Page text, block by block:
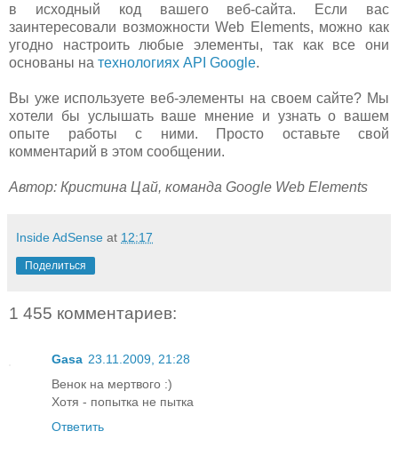
в исходный код вашего веб-сайта. Если вас
заинтересовали возможности Web Elements, можно как
угодно настроить любые элементы, так как все они
основаны на технологиях API Google.
Вы уже используете веб-элементы на своем сайте? Мы
хотели бы услышать ваше мнение и узнать о вашем
опыте работы с ними. Просто оставьте свой
комментарий в этом сообщении.
Автор: Кристина Цай, команда Google Web Elements
Inside AdSense at 12:17
Поделиться
1 455 комментариев:
Gasa 23.11.2009, 21:28
Венок на мертвого :)
Хотя - попытка не пытка
Ответить